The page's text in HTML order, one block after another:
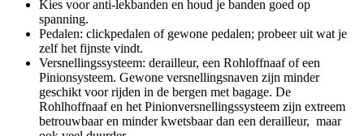
Kies voor anti-lekbanden en houd je banden goed op
spanning.
Pedalen: clickpedalen of gewone pedalen; probeer uit wat je
zelf het fijnste vindt.
Versnellingssysteem: derailleur, een Rohloffnaaf of een
Pinionsysteem. Gewone versnellingsnaven zijn minder
geschikt voor rijden in de bergen met bagage. De
Rohlhoffnaaf en het Pinionversnellingssysteem zijn extreem
betrouwbaar en minder kwetsbaar dan een derailleur, maar